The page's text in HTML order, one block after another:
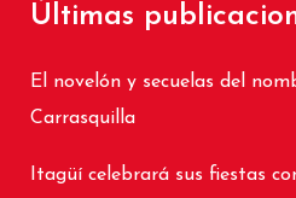
Últimas
El novelón y secuelas del
Carrasquilla
Itagüí celebrará sus fiestas